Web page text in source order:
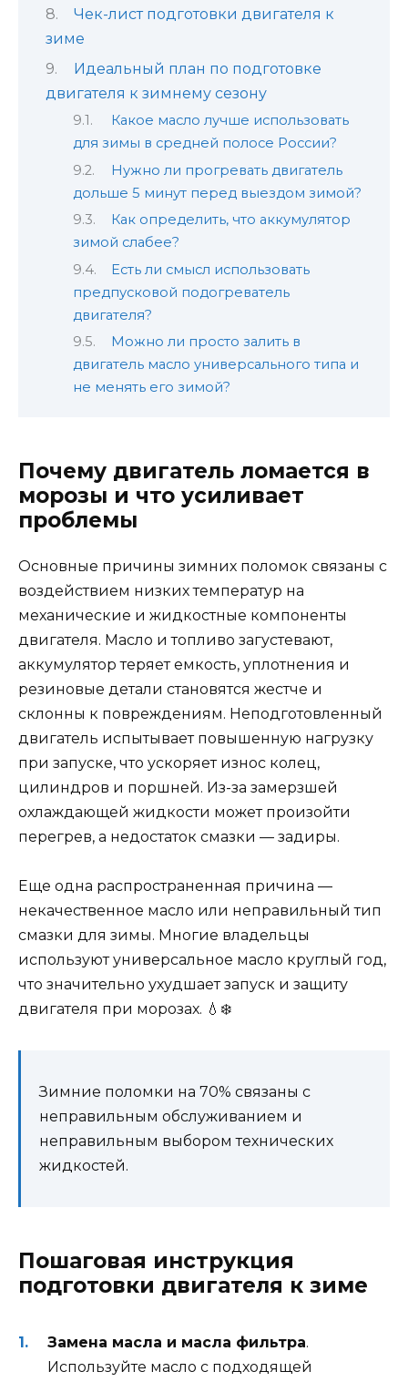
Чек-лист подготовки двигателя к
зиме
Идеальный план по подготовке
двигателя к зимнему сезону
Какое масло лучше использовать
для зимы в средней полосе России?
Нужно ли прогревать двигатель
дольше 5 минут перед выездом зимой?
Как определить, что аккумулятор
зимой слабее?
Есть ли смысл использовать
предпусковой подогреватель
двигателя?
Можно ли просто залить в
двигатель масло универсального типа и
не менять его зимой?
Почему двигатель ломается в
морозы и что усиливает
проблемы
Основные причины зимних поломок связаны с
воздействием низких температур на
механические и жидкостные компоненты
двигателя. Масло и топливо загустевают,
аккумулятор теряет емкость, уплотнения и
резиновые детали становятся жестче и
склонны к повреждениям. Неподготовленный
двигатель испытывает повышенную нагрузку
при запуске, что ускоряет износ колец,
цилиндров и поршней. Из-за замерзшей
охлаждающей жидкости может произойти
перегрев, а недостаток смазки — задиры.
Еще одна распространенная причина —
некачественное масло или неправильный тип
смазки для зимы. Многие владельцы
используют универсальное масло круглый год,
что значительно ухудшает запуск и защиту
двигателя при морозах. 💧❄️
Зимние поломки на 70% связаны с
неправильным обслуживанием и
неправильным выбором технических
жидкостей.
Пошаговая инструкция
подготовки двигателя к зиме
Замена масла и масла фильтра.
Используйте масло с подходящей